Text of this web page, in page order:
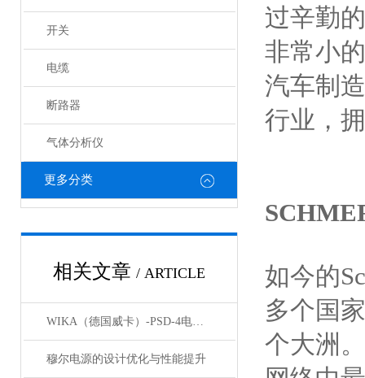
开关
电缆
断路器
气体分析仪
更多分类
相关文章 / ARTICLE
WIKA（德国威卡）-PSD-4电子压力开关
穆尔电源的设计优化与性能提升
过辛勤
非常小
汽车制
行业，
如今的
多个国
个大洲